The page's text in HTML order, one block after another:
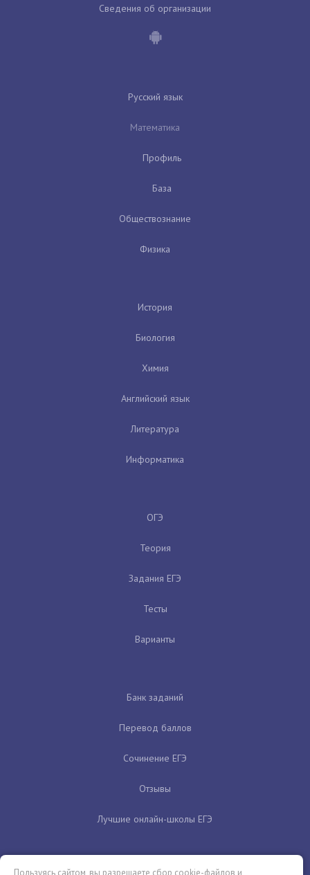
Сведения об организации
Русский язык
Математика
Профиль
База
Обществознание
Физика
История
Биология
Химия
Английский язык
Литература
Информатика
ОГЭ
Теория
Задания ЕГЭ
Тесты
Варианты
Банк заданий
Перевод баллов
Сочинение ЕГЭ
Отзывы
Лучшие онлайн-школы ЕГЭ
Пользуясь сайтом, вы разрешаете сбор cookie-файлов и